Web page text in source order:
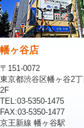
幡ヶ谷店
〒151-0072
東京都渋谷区幡ヶ谷2
2F
TEL:03-5350-1475
FAX:03-5350-1477
京王新線 幡ヶ谷駅